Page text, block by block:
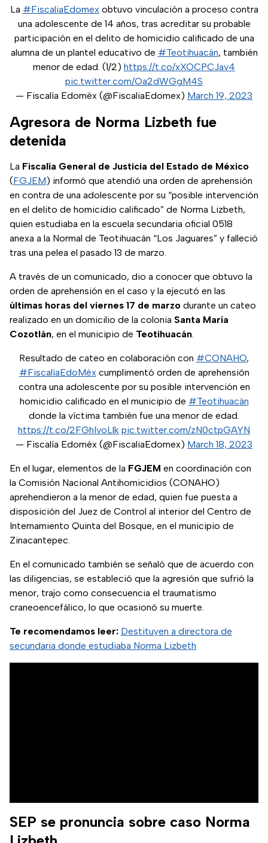
La #FiscaliaEdomex obtuvo vinculación a proceso contra
una adolescente de 14 años, tras acreditar su probable
participación en el delito de homicidio calificado de una
alumna de un plantel educativo de #Teotihuacán, también
menor de edad. (1/2) https://t.co/xXOCPCJav4
pic.twitter.com/Oa2dWGgM4S
— Fiscalía Edoméx (@FiscaliaEdomex) March 19, 2023
Agresora de Norma Lizbeth fue
detenida
La Fiscalía General de Justicia del Estado de México
(FGJEM) informó que atendió una orden de aprehensión
en contra de una adolescente por su “posible intervención
en el delito de homicidio calificado” de Norma Lizbeth,
quien estudiaba en la escuela secundaria oficial 0518
anexa a la Normal de Teotihuacán “Los Jaguares” y falleció
tras una pelea el pasado 13 de marzo.
A través de un comunicado, dio a conocer que obtuvo la
orden de aprehensión en el caso y la ejecutó en las
últimas horas del viernes 17 de marzo durante un cateo
realizado en un domicilio de la colonia Santa María
Cozotlán, en el municipio de Teotihuacán.
Resultado de cateo en colaboración con #CONAHO,
#FiscalíaEdoMéx cumplimentó orden de aprehensión
contra una adolescente por su posible intervención en
homicidio calificado en el municipio de #Teotihuacán
donde la víctima también fue una menor de edad.
https://t.co/2FGhIvoLlk pic.twitter.com/zN0ctpGAYN
— Fiscalía Edoméx (@FiscaliaEdomex) March 18, 2023
En el lugar, elementos de la FGJEM en coordinación con
la Comisión Nacional Antihomicidios (CONAHO)
aprehendieron a la menor de edad, quien fue puesta a
disposición del Juez de Control al interior del Centro de
Internamiento Quinta del Bosque, en el municipio de
Zinacantepec.
En el comunicado también se señaló que de acuerdo con
las diligencias, se estableció que la agresión que sufrió la
menor, trajo como consecuencia el traumatismo
craneoencefálico, lo que ocasionó su muerte.
Te recomendamos leer: Destituyen a directora de
secundaria donde estudiaba Norma Lizbeth
SEP se pronuncia sobre caso Norma